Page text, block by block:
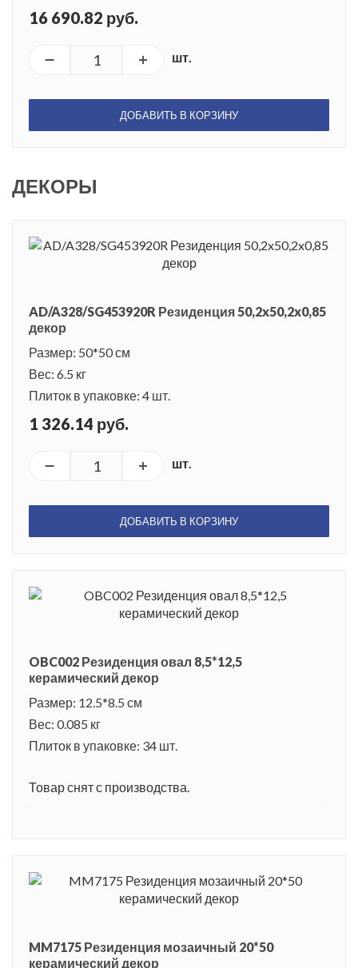
16 690.82 руб.
шт.
ДОБАВИТЬ В КОРЗИНУ
ДЕКОРЫ
AD/A328/SG453920R Резиденция 50,2x50,2x0,85
декор
Размер: 50*50 см
Вес: 6.5 кг
Плиток в упаковке: 4 шт.
1 326.14 руб.
шт.
ДОБАВИТЬ В КОРЗИНУ
OBC002 Резиденция овал 8,5*12,5
керамический декор
Размер: 12.5*8.5 см
Вес: 0.085 кг
Плиток в упаковке: 34 шт.
Товар снят с производства.
MM7175 Резиденция мозаичный 20*50
керамический декор